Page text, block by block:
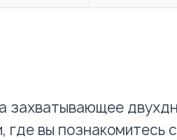
захватывающее
где вы познакомитесь